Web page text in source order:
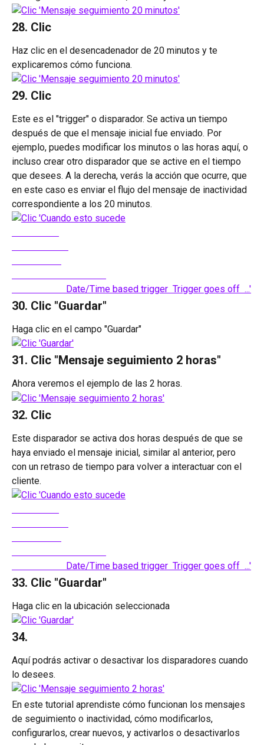
28. Clic
Haz clic en el desencadenador de 20 minutos y te
explicaremos cómo funciona.
29. Clic
Este es el "trigger" o disparador. Se activa un tiempo
después de que el mensaje inicial fue enviado. Por
ejemplo, puedes modificar los minutos o las horas aquí, o
incluso crear otro disparador que se active en el tiempo
que desees. A la derecha, verás la acción que ocurre, que
en este caso es enviar el flujo del mensaje de inactividad
correspondiente a los 20 minutos.
30. Clic "Guardar"
Haga clic en el campo "Guardar"
31. Clic "Mensaje seguimiento 2 horas"
Ahora veremos el ejemplo de las 2 horas.
32. Clic
Este disparador se activa dos horas después de que se
haya enviado el mensaje inicial, similar al anterior, pero
con un retraso de tiempo para volver a interactuar con el
cliente.
33. Clic "Guardar"
Haga clic en la ubicación seleccionada
34.
Aquí podrás activar o desactivar los disparadores cuando
lo desees.
En este tutorial aprendiste cómo funcionan los mensajes
de seguimiento o inactividad, cómo modificarlos,
configurarlos, crear nuevos, y activarlos o desactivarlos